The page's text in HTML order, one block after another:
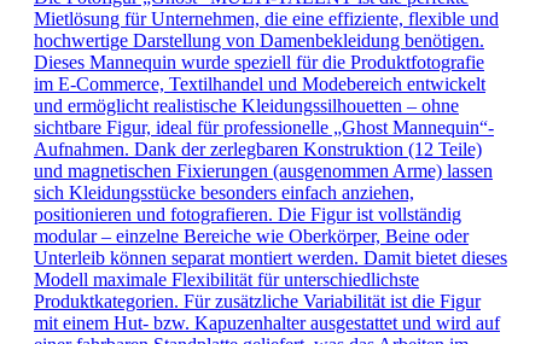
Mietlösung für Unternehmen, die eine effiziente, flexible und
hochwertige Darstellung von Damenbekleidung benötigen.
Dieses Mannequin wurde speziell für die Produktfotografie
im E-Commerce, Textilhandel und Modebereich entwickelt
und ermöglicht realistische Kleidungssilhouetten – ohne
sichtbare Figur, ideal für professionelle „Ghost Mannequin“-
Aufnahmen. Dank der zerlegbaren Konstruktion (12 Teile)
und magnetischen Fixierungen (ausgenommen Arme) lassen
sich Kleidungsstücke besonders einfach anziehen,
positionieren und fotografieren. Die Figur ist vollständig
modular – einzelne Bereiche wie Oberkörper, Beine oder
Unterleib können separat montiert werden. Damit bietet dieses
Modell maximale Flexibilität für unterschiedlichste
Produktkategorien. Für zusätzliche Variabilität ist die Figur
mit einem Hut- bzw. Kapuzenhalter ausgestattet und wird auf